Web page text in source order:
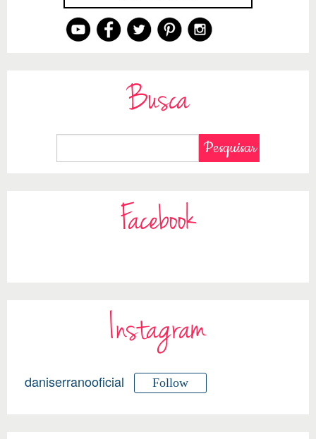
Busca
Facebook
Instagram
daniserranooficial Follow